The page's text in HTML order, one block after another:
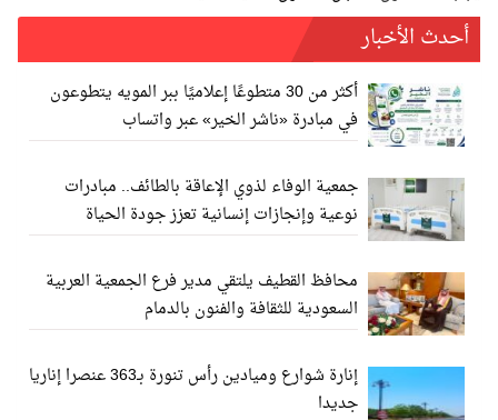
أحدث الأخبار
أكثر من 30 متطوعًا إعلاميًا ببر المويه يتطوعون
في مبادرة «ناشر الخير» عبر واتساب
جمعية الوفاء لذوي الإعاقة بالطائف.. مبادرات
نوعية وإنجازات إنسانية تعزز جودة الحياة
محافظ القطيف يلتقي مدير فرع الجمعية العربية
السعودية للثقافة والفنون بالدمام
إنارة شوارع وميادين رأس تنورة بـ363 عنصرا إناريا
جديدا